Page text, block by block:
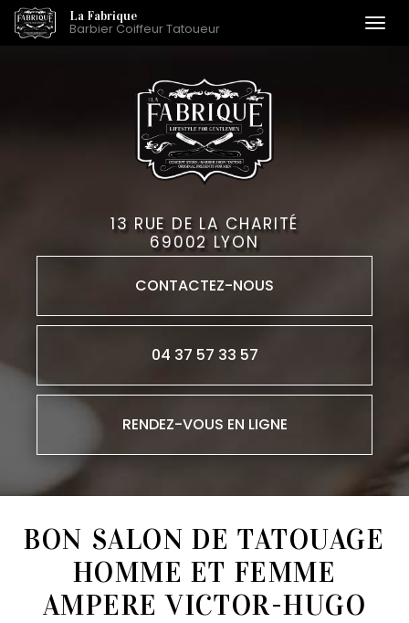
Aller
au
La Fabrique
Barbier Coiffeur Tatoueur
13 RUE DE LA CHARITÉ
69002 LYON
CONTACTEZ-NOUS
04 37 57 33 57
RENDEZ-VOUS EN LIGNE
BON SALON DE TATOUAGE
HOMME ET FEMME
AMPERE VICTOR-HUGO